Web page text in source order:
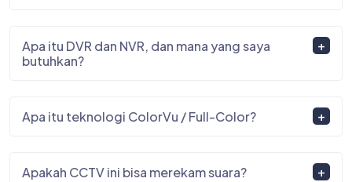
Apa itu DVR dan NVR, dan mana yang saya
butuhkan?
Apa itu teknologi ColorVu / Full-Color?
Apakah CCTV ini bisa merekam suara?